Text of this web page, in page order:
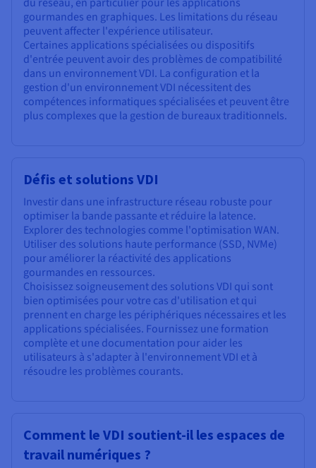
gourmandes en graphiques. Les limitations du réseau
peuvent affecter l'expérience utilisateur.
Certaines applications spécialisées ou dispositifs
d'entrée peuvent avoir des problèmes de compatibilité
dans un environnement VDI. La configuration et la
gestion d'un environnement VDI nécessitent des
compétences informatiques spécialisées et peuvent être
plus complexes que la gestion de bureaux traditionnels.
Défis et solutions VDI
Investir dans une infrastructure réseau robuste pour
optimiser la bande passante et réduire la latence.
Explorer des technologies comme l'optimisation WAN.
Utiliser des solutions haute performance (SSD, NVMe)
pour améliorer la réactivité des applications
gourmandes en ressources.
Choisissez soigneusement des solutions VDI qui sont
bien optimisées pour votre cas d'utilisation et qui
prennent en charge les périphériques nécessaires et les
applications spécialisées. Fournissez une formation
complète et une documentation pour aider les
utilisateurs à s'adapter à l'environnement VDI et à
résoudre les problèmes courants.
Comment le VDI soutient-il les espaces de
travail numériques ?